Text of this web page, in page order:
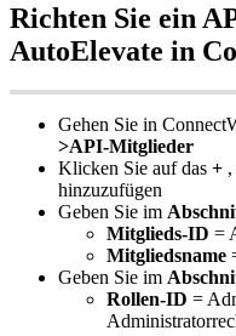
Richten Sie ein
AutoElevate in
Gehen Sie in
>API-Mitglieder
Klicken Sie auf das + ,
hinzuzufügen
Geben Sie im
Mitglieds-ID =
Mitgliedsname
Geben Sie im
Rollen-ID =